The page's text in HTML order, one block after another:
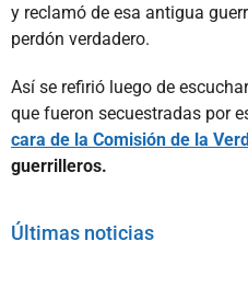
y reclamó de esa antigua
perdón verdadero.
Así se refirió luego de
que fueron secuestradas por
cara de la Comisión de la
guerrilleros.
Últimas noticias